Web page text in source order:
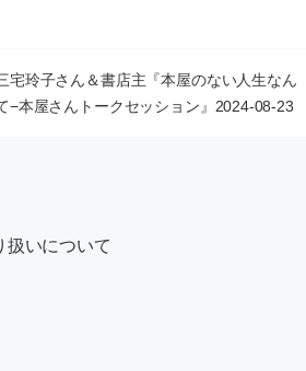
宅玲子さん＆書店主『本屋のない人生なん
−本屋さんトークセッション』2024-08-23
扱いについて